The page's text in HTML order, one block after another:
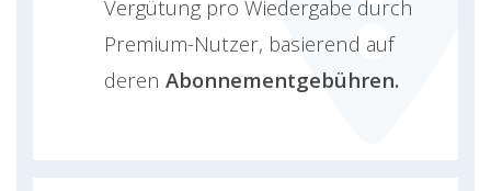
Vergütung pro Wiedergabe durch
Premium-Nutzer, basierend auf
deren Abonnementgebühren.